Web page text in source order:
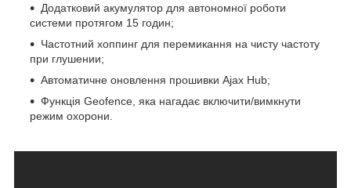
Додатковий акумулятор для автономної роботи
системи протягом 15 годин;
Частотний хоппинг для перемикання на чисту частоту
при глушении;
Автоматичне оновлення прошивки Ajax Hub;
Функція Geofence, яка нагадає включити/вимкнути
режим охорони.